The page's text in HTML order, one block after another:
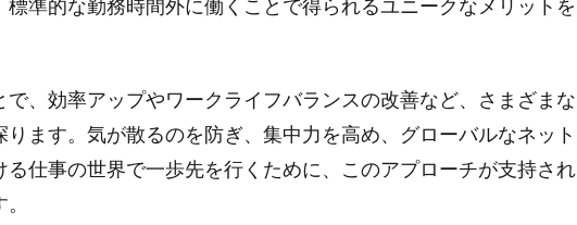
準的な勤務時間外に働くことで得られるユニークなメリットを
、効率アップやワークライフバランスの改善など、さまざまな
ます。気が散るのを防ぎ、集中力を高め、グローバルなネット
る仕事の世界で一歩先を行くために、このアプローチが支持され